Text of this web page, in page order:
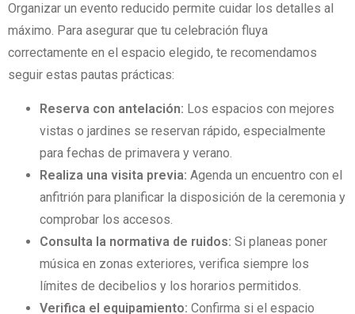
Organizar un evento reducido permite cuidar los detalles al
máximo. Para asegurar que tu celebración fluya
correctamente en el espacio elegido, te recomendamos
seguir estas pautas prácticas:
Reserva con antelación: Los espacios con mejores
vistas o jardines se reservan rápido, especialmente
para fechas de primavera y verano.
Realiza una visita previa: Agenda un encuentro con el
anfitrión para planificar la disposición de la ceremonia y
comprobar los accesos.
Consulta la normativa de ruidos: Si planeas poner
música en zonas exteriores, verifica siempre los
límites de decibelios y los horarios permitidos.
Verifica el equipamiento: Confirma si el espacio